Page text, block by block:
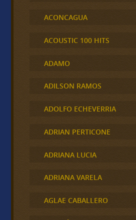
ACONCAGUA
ACOUSTIC 100 HITS
ADAMO
ADILSON RAMOS
ADOLFO ECHEVERRIA
ADRIAN PERTICONE
ADRIANA LUCIA
ADRIANA VARELA
AGLAE CABALLERO